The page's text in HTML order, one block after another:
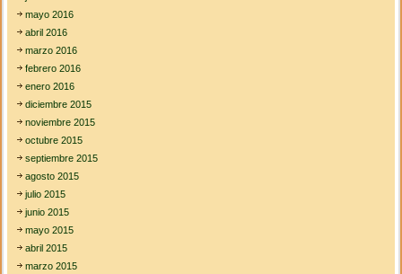
mayo 2016
abril 2016
marzo 2016
febrero 2016
enero 2016
diciembre 2015
noviembre 2015
octubre 2015
septiembre 2015
agosto 2015
julio 2015
junio 2015
mayo 2015
abril 2015
marzo 2015